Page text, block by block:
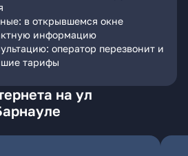
в открывшемся окне
информацию
оператор перезвонит и
тарифы
на ул